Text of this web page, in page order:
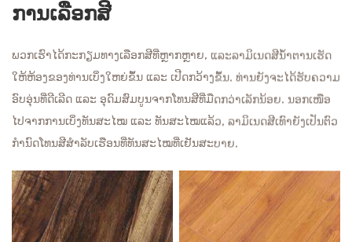
ການເລືອກສີ
ພວກເຮົາໄດ້ກະກຽມທາງເລືອກສີທີ່ຫຼາກຫຼາຍ, ແລະລາມິເນດສີນ້ຳຕານເຮັດ
ໃຫ້ຫ້ອງຂອງທ່ານເບິ່ງໃຫຍ່ຂຶ້ນ ແລະ ເປີດກວ້າງຂຶ້ນ. ທ່ານຍັງຈະໄດ້ຮັບຄວາມ
ອົບອຸ່ນທີ່ດີເລີດ ແລະ ອຸດົມສົມບູນຈາກໂທນສີທີ່ມືດກວ່າເລັກນ້ອຍ. ນອກເໜືອ
ໄປຈາກການເບິ່ງທັນສະໄໝ ແລະ ທັນສະໄໝແລ້ວ, ລາມິເນດສີເທົາຍັງເປັນຕົວ
ກຳນົດໂທນສີສຳລັບເຮືອນທີ່ທັນສະໄໝທີ່ເຢັນສະບາຍ.